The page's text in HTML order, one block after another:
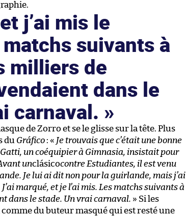
j’ai mis le
suivants à
milliers de
dans le
carnaval.
de Zorro et se le glisse sur la tête. Plus
du Gráfico : « Je trouvais que c’était une bonne
un coéquipier à Gimnasia, insistait pour
unclásicocontre Estudiantes, il est venu
Je lui ai dit non pour la guirlande, mais j’ai
marqué, et je l’ai mis. Les matchs suivants à
dans le stade. Un vrai carnaval. » Si les
du buteur masqué qui est resté une